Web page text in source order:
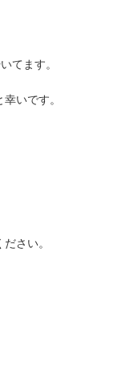
てます。
いです。
さい。